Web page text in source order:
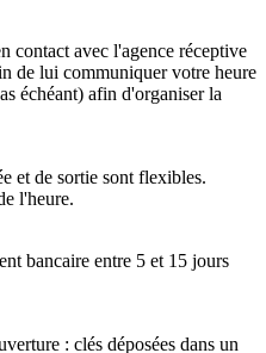
contact avec l'agence réceptive
de lui communiquer votre heure
échéant) afin d'organiser la
et de sortie sont flexibles.
l'heure.
bancaire entre 5 et 15 jours
: clés déposées dans un